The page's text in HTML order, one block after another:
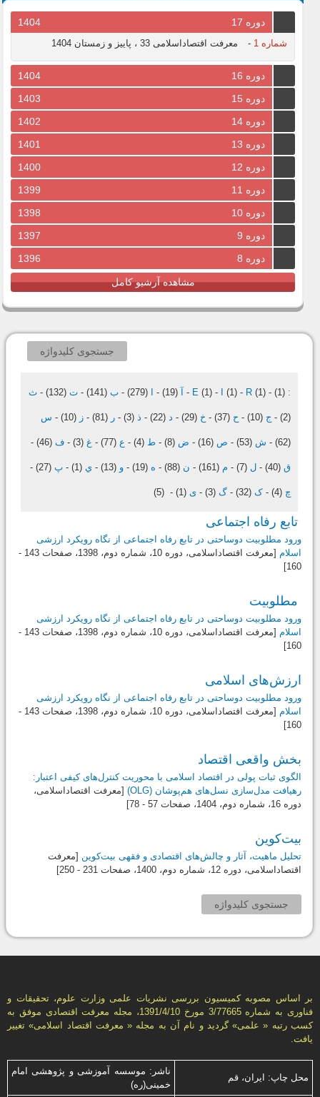
دوره 17 1404
شماره 1 - معرفت اقتصاداسلامی 33 ، پاییز و زمستان 1404
دوره 16
1404
دوره 15
1403
دوره 14
1402
دوره 13
1401
دوره 12
1400
دوره 11
1399
دوره 10
1398
دوره 9
1397
دوره 8
1396
مشاهده آرشیو کامل
جستجوی کلیدواژه
:
(1)
-
E (1) - I (1) - R (1)
- آ (19)
- ا (279)
- ب (141)
- ت (132)
- ث
(2)
- ج (10)
- ح (37)
- خ (29)
- د (22)
- ذ (3)
- ر (81)
- ز (10)
- س
(62)
- ش (53)
- ص (16)
- ض (8)
- ط (4)
- ع (77)
- غ (3)
- ف (46)
-
ق (40)
- ل (7)
- م (161)
- ن (88)
- ه (19)
- و (13)
- ي (1)
- پ (27)
-
چ (4)
- ک (32)
- گ (3)
- ی (1)
-
(5)
‌ تابع رفاه اجتماعی
ورود مطلوبیت دوساحتی در تابع رفاه اجتماعی از نگاه رویکرد ارزشی
اسلام [معرفت اقتصاداسلامی، دوره 10، شماره دوم، 1398
، صفحات 143 -
160]
‌ مطلوبیت
ورود مطلوبیت دوساحتی در تابع رفاه اجتماعی از نگاه رویکرد ارزشی
اسلام [معرفت اقتصاداسلامی، دوره 10، شماره دوم، 1398
، صفحات 143 -
160]
‌ارزش‌های اسلامی‌
ورود مطلوبیت دوساحتی در تابع رفاه اجتماعی از نگاه رویکرد ارزشی
اسلام [معرفت اقتصاداسلامی، دوره 10، شماره دوم، 1398
، صفحات 143 -
160]
‌بخش واقعی اقتصاد
الگوی ثبات پولی در اقتصاد اسلامی با محوریت کنترل‌های کیفی اعتبار:
رهیافت مدل‌سازی نسل‌های هم‌پوشان (OLG)
[معرفت اقتصاداسلامی،
دوره 16، شماره دوم،
1404، صفحات 57 - 78]
‌بیت‌کوین
تحلیل ماهیت، آثار و چالش‌های اقتصادی و فقهی بیت‌کوین [معرفت
اقتصاداسلامی، دوره 12، شماره دوم،
1400، صفحات 231 - 250]
جستجوی کلیدواژه
بر اساس مصوبه کمیسیون بررسی نشریات علمی وزارت علوم، تحقیقات و
فناوری به شماره 3/77665 مورخ 1391/4/10، مجله معرفت اقتصادی موفق به
کسب رتبه « علمی» گردید و نام آن به مجله « معرفت اقتصاد اسلامی» تغییر
یافت.
محل چاپ: ایران، قم
ناشر: موسسه آموزشی و پژوهشی امام
خمینی(ره)